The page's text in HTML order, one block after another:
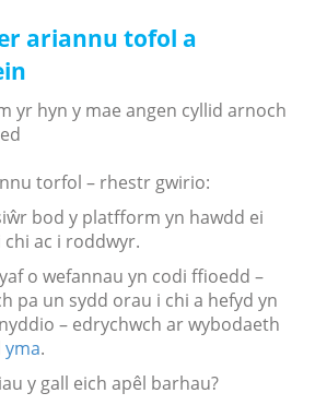
ariannu tofol a
yr hyn y mae angen cyllid arnoch
torfol – rhestr gwirio:
bod y platfform yn hawdd ei
ac i roddwyr.
o wefannau yn codi ffioedd –
pa un sydd orau i chi a hefyd yn
– edrychwch ar wybodaeth
yma.
y gall eich apêl barhau?